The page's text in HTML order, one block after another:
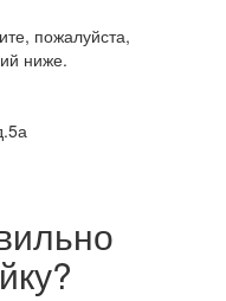
пожалуйста,
ниже.